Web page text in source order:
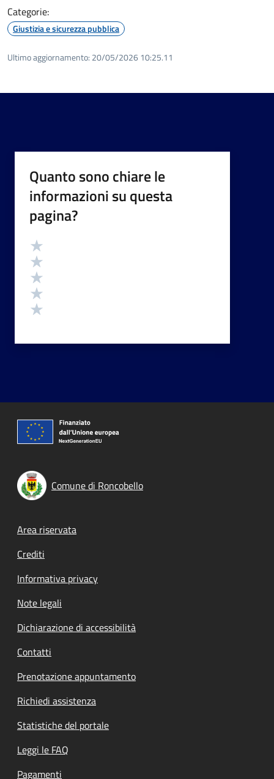
Categorie:
Giustizia e sicurezza pubblica
Ultimo aggiornamento: 20/05/2026 10:25.11
Quanto sono chiare le
informazioni su questa
pagina?
Valutazione
Comune di Roncobello
Footer menu
Area riservata
Crediti
Informativa privacy
Note legali
Dichiarazione di accessibilità
Contatti
Prenotazione appuntamento
Richiedi assistenza
Statistiche del portale
Leggi le FAQ
Pagamenti